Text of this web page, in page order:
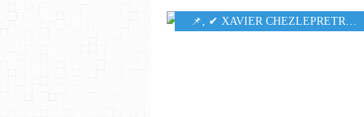
​​​​​​​📌 , ✔ XAVIER CHEZLEPRETRE ,